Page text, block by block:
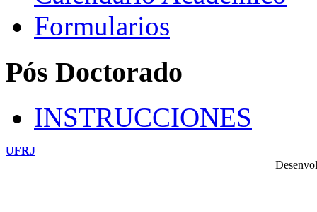
Formularios
Pós Doctorado
INSTRUCCIONES
UFRJ